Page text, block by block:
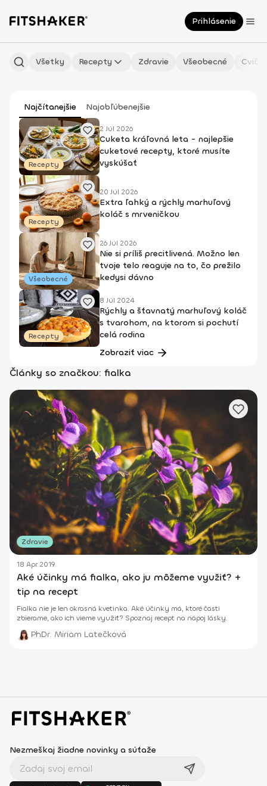
Prihlásenie
Všetky Recepty Zdravie Všeobecné
Najčítanejšie Najobľúbenejšie
Recepty
2 Júl 2026
Cuketa kráľovná leta - najlepšie
cuketové recepty, ktoré musíte
vyskúšať
Recepty
20 Júl 2026
Extra ľahký a rýchly marhuľový
koláč s mrveničkou
Všeobecné
26 Júl 2026
Nie si príliš precitlivená. Možno len
tvoje telo reaguje na to, čo prežilo
kedysi dávno
Recepty
8 Júl 2024
Rýchly a šťavnatý marhuľový koláč
s tvarohom, na ktorom si pochutí
celá rodina
Zobraziť viac
Články so značkou: fialka
Zdravie
18 Apr 2019
Aké účinky má fialka, ako ju môžeme využiť? +
tip na recept
Fialka nie je len okrasná kvetinka. Aké účinky má, ktoré časti
zbierame, ako ich vieme využiť? Spoznaj recept na nápoj lásky.
PhDr. Miriam Latečková
Nezmeškaj žiadne novinky a súťaže